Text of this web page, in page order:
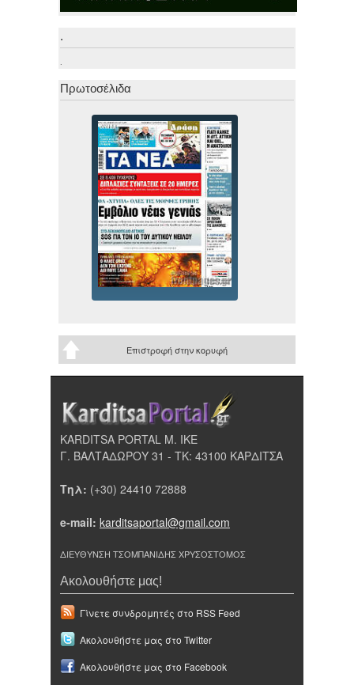
.
.
Πρωτοσέλιδα
Επιστροφή στην κορυφή
KARDITSA PORTAL Μ. ΙΚΕ
Γ. ΒΑΛΤΑΔΩΡΟΥ 31 - ΤΚ: 43100 ΚΑΡΔΙΤΣΑ
Τηλ: (+30) 24410 72888
e-mail: karditsaportal@gmail.com
ΔΙΕΥΘΥΝΣΗ ΤΣΟΜΠΑΝΙΔΗΣ ΧΡΥΣΟΣΤΟΜΟΣ
Ακολουθήστε μας!
Γίνετε συνδρομητές στο RSS Feed
Ακολουθήστε μας στο Twitter
Ακολουθήστε μας στο Facebook